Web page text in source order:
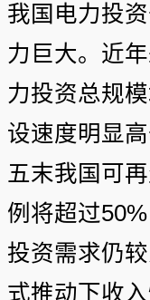
我国电力投
力巨大。近
力投资总规
设速度明显
五末我国可
例将超过
投资需求仍
式推动下收